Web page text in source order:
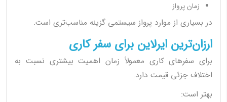
زمان پرواز
در بسیاری از موارد پرواز سیستمی گزینه مناسب‌تری است.
ارزان‌ترین ایرلاین برای سفر کاری
برای سفرهای کاری معمولاً زمان اهمیت بیشتری نسبت به
اختلاف جزئی قیمت دارد.
بهتر است: